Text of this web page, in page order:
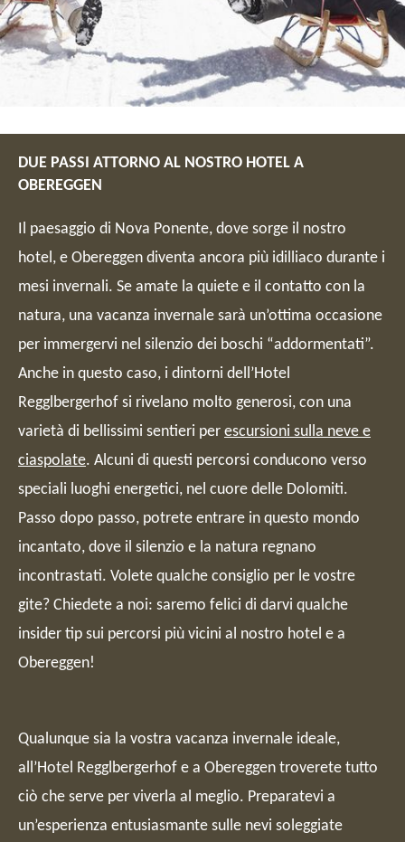
DUE PASSI ATTORNO AL NOSTRO HOTEL A
OBEREGGEN
Il paesaggio di Nova Ponente, dove sorge il nostro
hotel, e Obereggen diventa ancora più idilliaco durante i
mesi invernali. Se amate la quiete e il contatto con la
natura, una vacanza invernale sarà un’ottima occasione
per immergervi nel silenzio dei boschi “addormentati”.
Anche in questo caso, i dintorni dell’Hotel
Regglbergerhof si rivelano molto generosi, con una
varietà di bellissimi sentieri per escursioni sulla neve e
ciaspolate. Alcuni di questi percorsi conducono verso
speciali luoghi energetici, nel cuore delle Dolomiti.
Passo dopo passo, potrete entrare in questo mondo
incantato, dove il silenzio e la natura regnano
incontrastati. Volete qualche consiglio per le vostre
gite? Chiedete a noi: saremo felici di darvi qualche
insider tip sui percorsi più vicini al nostro hotel e a
Obereggen!
Qualunque sia la vostra vacanza invernale ideale,
all’Hotel Regglbergerhof e a Obereggen troverete tutto
ciò che serve per viverla al meglio. Preparatevi a
un’esperienza entusiasmante sulle nevi soleggiate